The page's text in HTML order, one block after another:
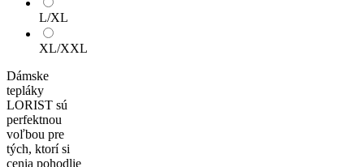
L/XL
XL/XXL
Dámske
tepláky
LORIST sú
perfektnou
voľbou pre
tých, ktorí si
cenia pohodlie